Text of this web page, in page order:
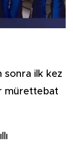
sonra ilk kez
mürettebat